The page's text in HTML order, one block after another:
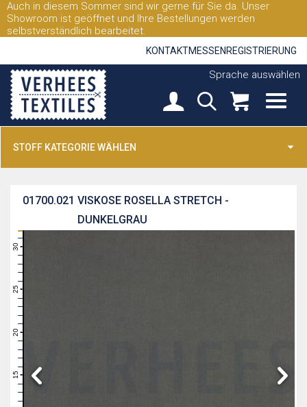
Auch in diesem Sommer sind wir gerne für Sie da. Unser
Showroom ist geöffnet und Ihre Bestellungen werden
selbstverständlich bearbeitet.
KONTAKTMESSEN REGISTRIERUNG
Sprache auswählen
STOFF KATEGORIE WÄHLEN
VISKOSE ROSELLA STRETCH -
DUNKELGRAU
01700.021
16
21
26